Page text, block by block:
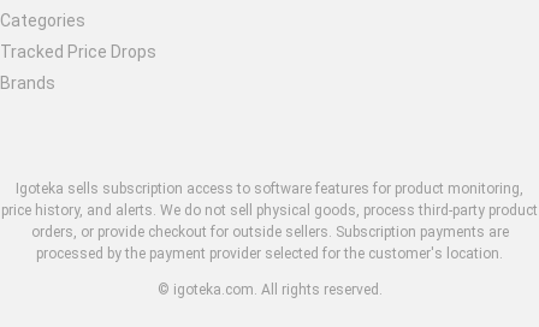
Categories
Tracked Price Drops
Brands
Igoteka sells subscription access to software features for product monitoring,
price history, and alerts. We do not sell physical goods, process third-party product
orders, or provide checkout for outside sellers. Subscription payments are
processed by the payment provider selected for the customer's location.
© igoteka.com. All rights reserved.